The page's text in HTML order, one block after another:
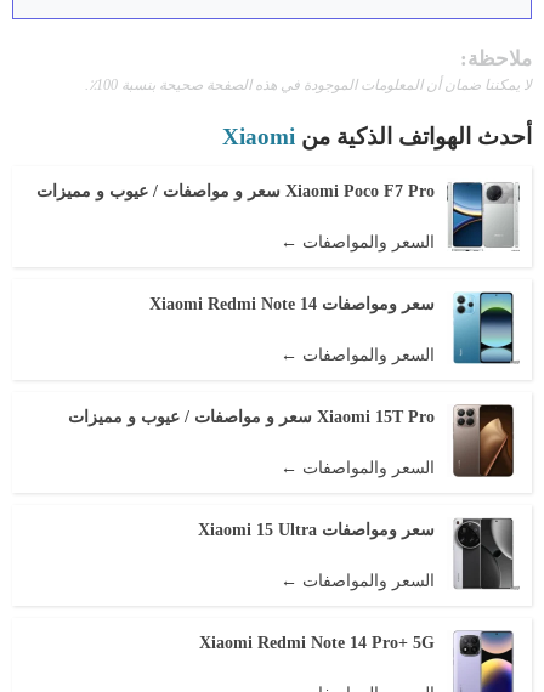
ملاحظة:
لا يمكننا ضمان أن المعلومات الموجودة في هذه الصفحة صحيحة بنسبة 100٪.
أحدث الهواتف الذكية من Xiaomi
Xiaomi Poco F7 Pro سعر و مواصفات / عيوب و مميزات
السعر والمواصفات ←
سعر ومواصفات Xiaomi Redmi Note 14
السعر والمواصفات ←
Xiaomi 15T Pro سعر و مواصفات / عيوب و مميزات
السعر والمواصفات ←
سعر ومواصفات Xiaomi 15 Ultra
السعر والمواصفات ←
Xiaomi Redmi Note 14 Pro+ 5G